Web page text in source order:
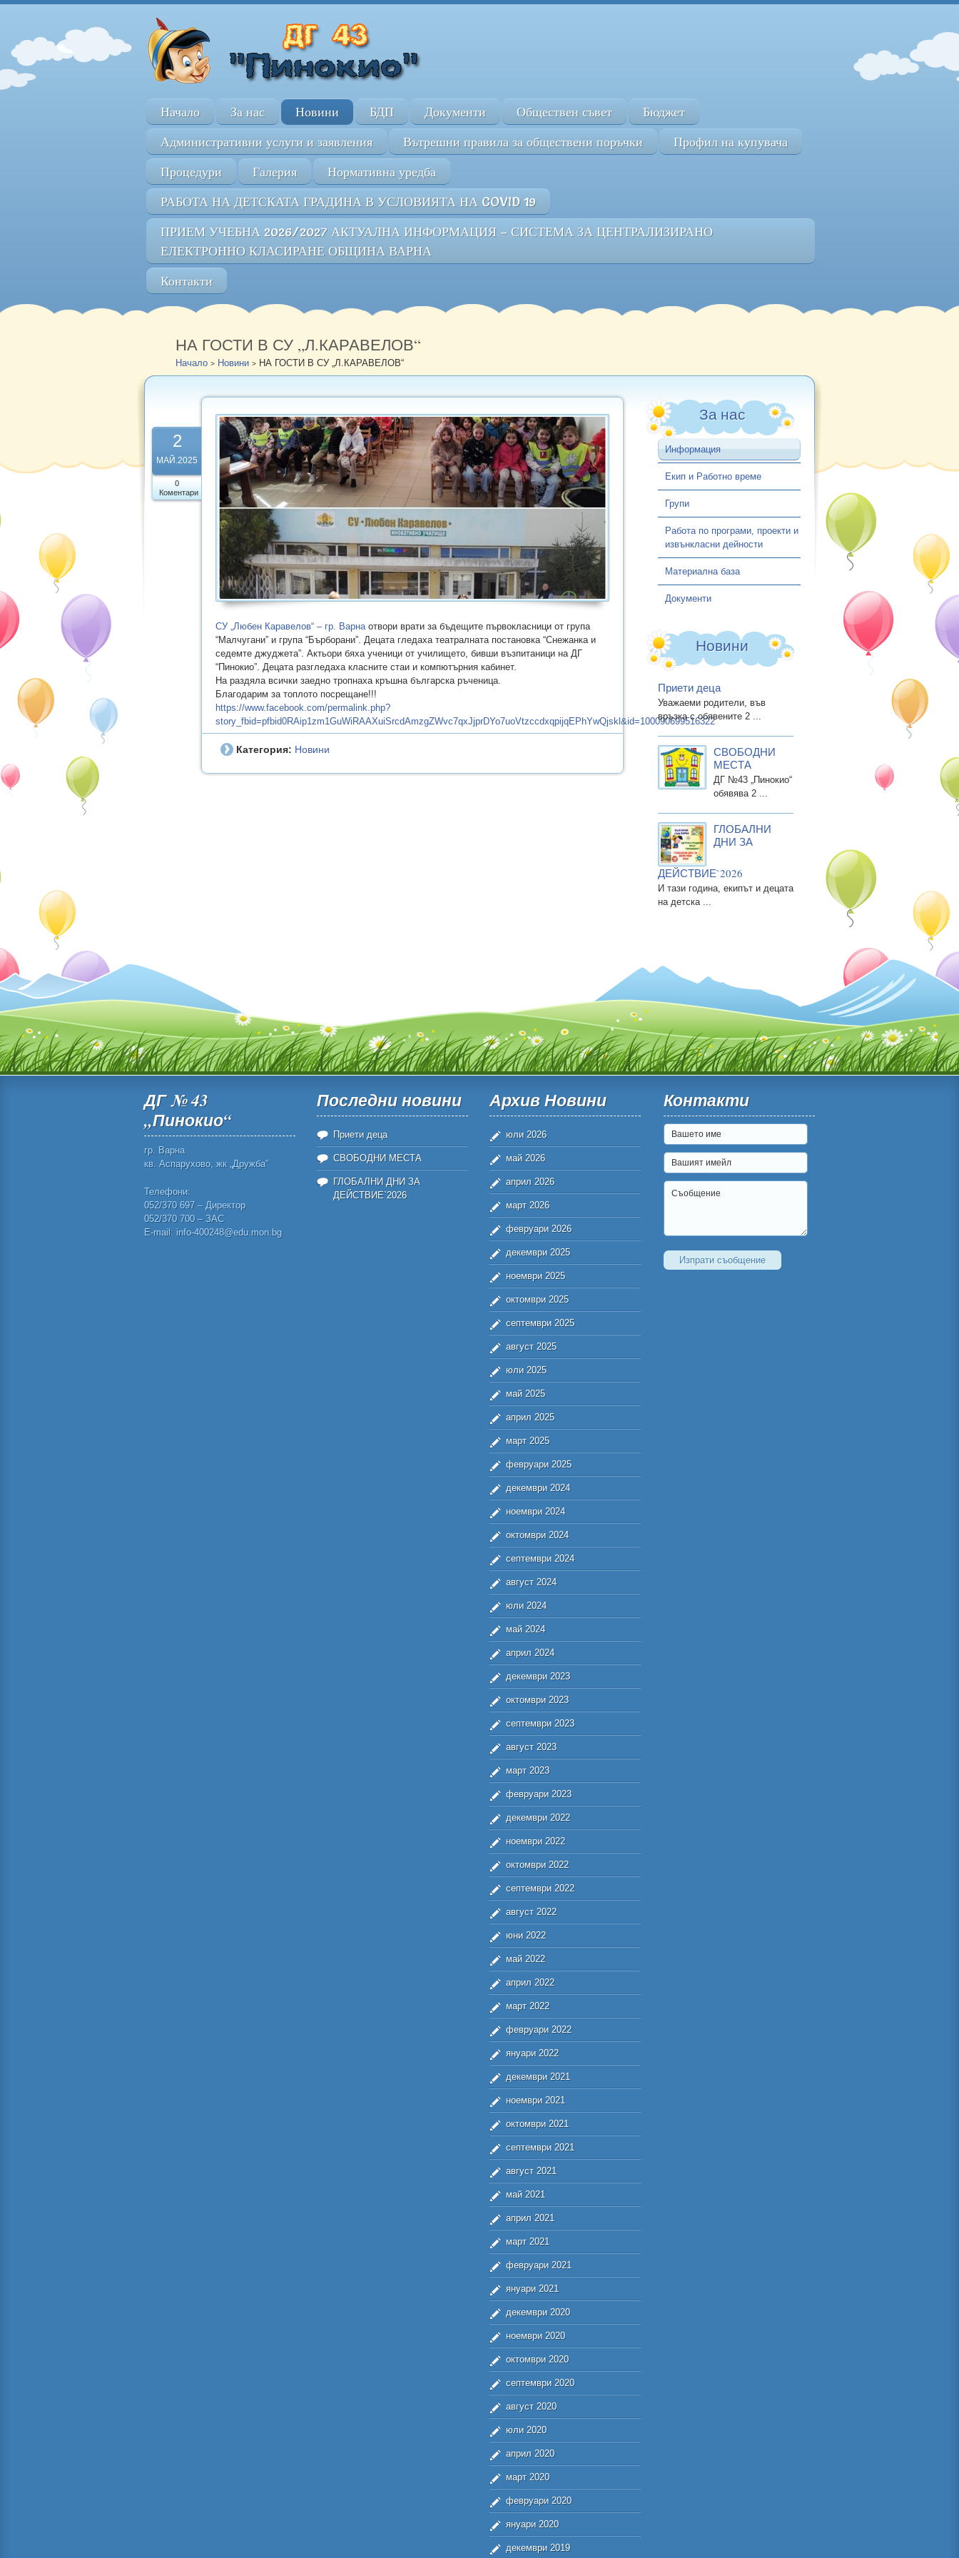
Начало За нас Новини БДП Документи Обществен съвет
Бюджет
Административни услуги и заявления
Вътрешни правила за обществени поръчки
Профил на купувача
Процедури
Галерия
Нормативна уредба
РАБОТА НА ДЕТСКАТА ГРАДИНА В УСЛОВИЯТА НА COVID 19
ПРИЕМ УЧЕБНА 2026/2027 АКТУАЛНА ИНФОРМАЦИЯ – СИСТЕМА ЗА ЦЕНТРАЛИЗИРАНО
ЕЛЕКТРОННО КЛАСИРАНЕ ОБЩИНА ВАРНА
Контакти
НА ГОСТИ В СУ „Л.КАРАВЕЛОВ“
Начало > Новини > НА ГОСТИ В СУ „Л.КАРАВЕЛОВ“
2
МАЙ.2025
0
Коментари
СУ „Любен Каравелов“ – гр. Варнаотвори врати за бъдещите първокласници от група
“Малчугани” и група “Бърборани”. Децата гледаха театралната постановка “Снежанка и
седемте джуджета”. Актьори бяха ученици от училището, бивши възпитаници на ДГ
“Пинокио”. Децата разгледаха класните стаи и компютърния кабинет.
На раздяла всички заедно тропнаха кръшна българска ръченица.
Благодарим за топлото посрещане!!!
https://www.facebook.com/permalink.php?
story_fbid=pfbid0RAip1zm1GuWiRAAXuiSrcdAmzgZWvc7qxJjprDYo7uoVtzccdxqpijqEPhYwQjskl&id=100090699516322
Категория: Новини
За нас
Информация
Екип и Работно време
Групи
Работа по програми, проекти и
извънкласни дейности
Материална база
Документи
Новини
Приети деца
Уважаеми родители, във
връзка с обявените 2 ...
СВОБОДНИ
МЕСТА
ДГ №43 „Пинокио“
обявява 2 ...
ГЛОБАЛНИ
ДНИ ЗА
ДЕЙСТВИЕ`2026
И тази година, екипът и децата
на детска ...
ДГ № 43
„Пинокио“
гр. Варна
кв. Аспарухово, жк „Дружба”
Телефони:
052/370 697 – Директор
052/370 700 – ЗАС
E-mail: info-400248@edu.mon.bg
Последни новини
Приети деца
СВОБОДНИ МЕСТА
ГЛОБАЛНИ ДНИ ЗА
ДЕЙСТВИЕ`2026
Архив Новини
юли 2026
май 2026
април 2026
март 2026
февруари 2026
декември 2025
ноември 2025
октомври 2025
септември 2025
август 2025
юли 2025
май 2025
април 2025
март 2025
февруари 2025
декември 2024
ноември 2024
октомври 2024
септември 2024
август 2024
юли 2024
май 2024
април 2024
декември 2023
октомври 2023
септември 2023
август 2023
март 2023
февруари 2023
декември 2022
ноември 2022
октомври 2022
септември 2022
август 2022
юни 2022
май 2022
април 2022
март 2022
февруари 2022
януари 2022
декември 2021
ноември 2021
октомври 2021
септември 2021
август 2021
май 2021
април 2021
март 2021
февруари 2021
януари 2021
декември 2020
ноември 2020
октомври 2020
септември 2020
август 2020
юли 2020
април 2020
март 2020
февруари 2020
януари 2020
декември 2019
Контакти